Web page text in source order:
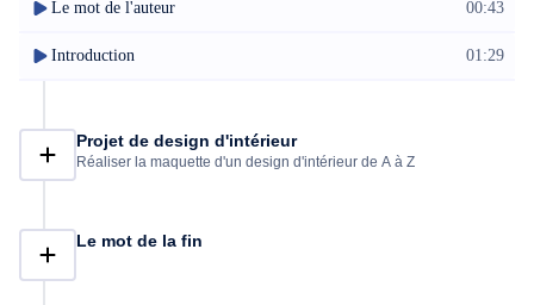
Le mot de l'auteur 00:43
Introduction 01:29
Projet de design d'intérieur
Réaliser la maquette d'un design d'intérieur de A à Z
Le mot de la fin